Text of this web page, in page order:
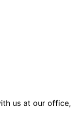
us at our office,